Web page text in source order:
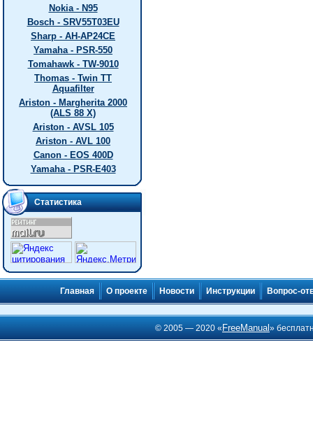
Nokia - N95
Bosch - SRV55T03EU
Sharp - AH-AP24CE
Yamaha - PSR-550
Tomahawk - TW-9010
Thomas - Twin TT
Aquafilter
Ariston - Margherita 2000
(ALS 88 X)
Ariston - AVSL 105
Ariston - AVL 100
Canon - EOS 400D
Yamaha - PSR-E403
Статистика
Главная О проекте Новости Инструкции Вопрос-
© 2005 — 2020 « FreeManual»